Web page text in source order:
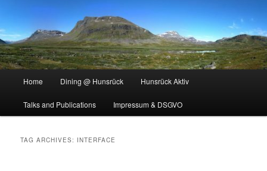
Home Dining @ Hunsrück Hunsrück Aktiv
Talks and Publications Impressum & DSGVO
TAG ARCHIVES: INTERFACE